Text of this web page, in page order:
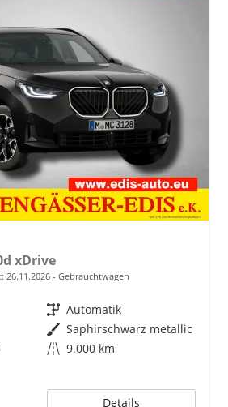
xDrive
26.11.2026 Gebrauchtwagen
Getriebe Automatik
Außenfarbe Saphirschwarz metallic
Kilometerstand 9.000 km
Details